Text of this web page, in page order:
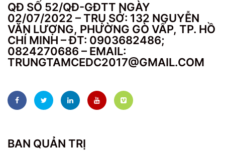
QĐ SỐ 52/QĐ-GĐTT NGÀY
02/07/2022 – TRỤ SỞ: 132 NGUYỄN
VĂN LƯỢNG, PHƯỜNG GÒ VẤP, TP. HỒ
CHÍ MINH – ĐT: 0903682486;
0824270686 – EMAIL:
TRUNGTAMCEDC2017@GMAIL.COM
BAN QUẢN TRỊ